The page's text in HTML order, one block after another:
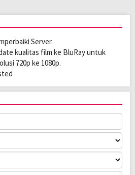
Server.
kualitas film ke BluRay untuk
720p ke 1080p.